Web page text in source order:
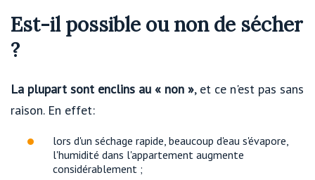
Est-il possible ou non de sécher
?
La plupart sont enclins au « non », et ce n'est pas sans
raison. En effet:
lors d'un séchage rapide, beaucoup d'eau s'évapore,
l'humidité dans l'appartement augmente
considérablement ;